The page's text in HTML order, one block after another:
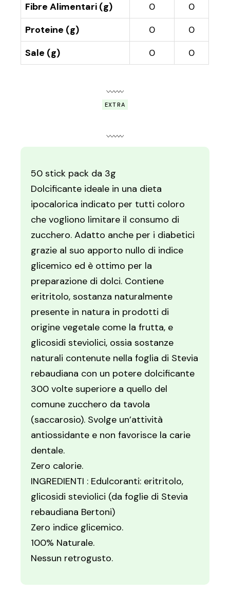
Fibre Alimentari (g)
0
0
Proteine (g)
0
0
Sale (g)
0 0
EXTRA
50 stick pack da 3g
Dolcificante ideale in una dieta
ipocalorica indicato per tutti coloro
che vogliono limitare il consumo di
zucchero. Adatto anche per i diabetici
grazie al suo apporto nullo di indice
glicemico ed è ottimo per la
preparazione di dolci. Contiene
eritritolo, sostanza naturalmente
presente in natura in prodotti di
origine vegetale come la frutta, e
glicosidi steviolici, ossia sostanze
naturali contenute nella foglia di Stevia
rebaudiana con un potere dolcificante
300 volte superiore a quello del
comune zucchero da tavola
(saccarosio). Svolge un’attività
antiossidante e non favorisce la carie
dentale.
Zero calorie.
INGREDIENTI : Edulcoranti: eritritolo,
glicosidi steviolici (da foglie di Stevia
rebaudiana Bertoni)
Zero indice glicemico.
100% Naturale.
Nessun retrogusto.